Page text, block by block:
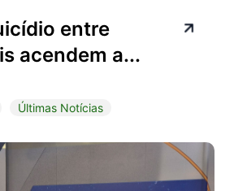
entre
acendem a...
Últimas Notícias